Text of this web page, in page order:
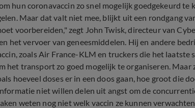
hun coronavaccin zo snel mogelijk goedgekeurd te
Maar dat valt niet mee, blijkt uit een rondgang
voorbereiden," zegt John Twisk, directeur van
het vervoer van geneesmiddelen. Hij en andere
zoals Air France-KLM en truckers die het laatste
het transport zo goed mogelijk te organiseren. Maar
hoeveel doses er in een doos gaan, hoe groot die
niet willen delen uit angst om de
weten nog niet welk vaccin ze kunnen